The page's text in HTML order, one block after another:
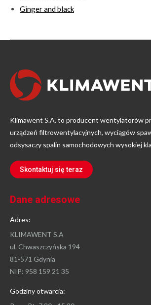
Ginger and black
Klimawent S.A. to producent wentylatorów
urządzeń filtrowentylacyjnych, wyciągów
odsysaczy spalin samochodowych wysokiej
Skontaktuj się teraz
Dane adresowe
Adres:
KLIMAWENT S.A
ul. Chwaszczyńska 194
81-571 Gdynia
NIP: 958 159 21 35
Godziny otwarcia: